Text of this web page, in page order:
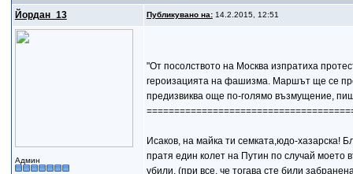
Йордан_13 Публикувано на:14.2.2015, 12:51
Админ
"От посолството на Москва изпратиха
героизацията на фашизма. Маршът ще се
предизвиква още по-голямо възмущение,
Исаков, на майка ти семката,юдо-хазарска!
пратя един колет на Путин по случай моето
убили, (при все, че тогава сте били